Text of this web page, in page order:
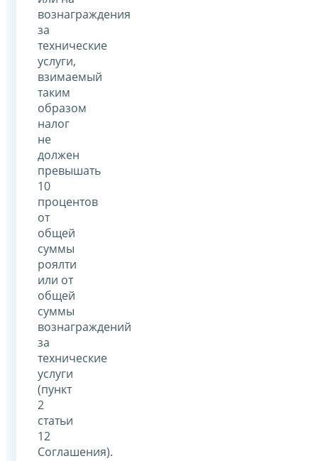
вознаграждения
за
технические
услуги,
взимаемый
таким
образом
налог
не
должен
превышать
10
процентов
от
общей
суммы
роялти
или от
общей
суммы
вознаграждений
за
технические
услуги
(пункт
2
статьи
12
Соглашения).